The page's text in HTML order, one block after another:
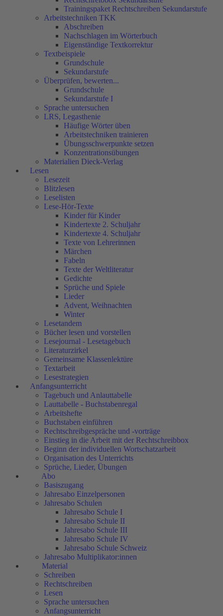
Trainingspaket Rechtschreiben Sekundarstufe
Arbeitstechniken TKK
Abschreiben
Nachschlagen im Wörterbuch
Eigenständige Textkorrektur
Textbeispiele
Grundschule
Sekundarstufe
Überprüfen, bewerten...
Grundschule
Sekundarstufe I
Sprache untersuchen
LRS, Legasthenie
Häufige Wörter üben
Arbeitstechniken trainieren
Übungsschwerpunkte setzen
Konzentrationsübungen
Materialien Dieck-Verlag
Lesen
Lesezeit
Blitzlesen
Leselisten
Lese-Hör-Texte
Kinder für Kinder
Kindertexte 2. Schuljahr
Kindertexte 4. Schuljahr
Texte von Lehrerinnen
Märchen
Fabeln
Texte der Weltliteratur
Gedichte
Sprüche und Spiele
Lieder
Advent, Weihnachten
Winter
Lesetandem
Bücher lesen und vorstellen
Lesejournal - Lesetagebuch
Literaturzirkel
Gemeinsame Klassenlektüre
Textarbeit
Lesestrategien
Anfangsunterricht
Tagebuch und Anlauttabelle
Lauttabelle - Buchstabenregal
Arbeitshefte
Buchstaben einführen
Rechtschreibgespräche und -vorträge
Einstieg in die Arbeit mit der Rechtschreibbox
Beginn der individuellen Wortschatzarbeit
Organisation des Unterrichts
Sprüche, Lieder, Übungen
Abo
Basiszugang
Jahresabo Einzelpersonen
Jahresabo Schulen
Jahresabo Schule I
Jahresabo Schule II
Jahresabo Schule III
Jahresabo Schule IV
Jahresabo Schule Schweiz
Jahresabo Multiplikator:innen
Material
Schreiben
Rechtschreiben
Lesen
Sprache untersuchen
Anfangsunterricht